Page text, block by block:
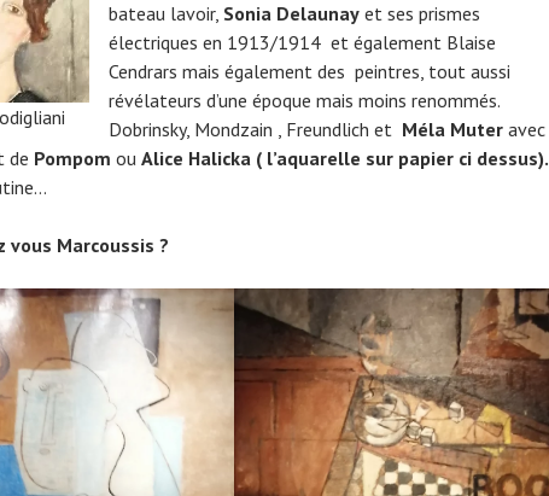
bateau lavoir, Sonia Delaunay et ses prismes
électriques en 1913/1914 et également Blaise
Cendrars mais également des peintres, tout aussi
révélateurs d’une époque mais moins renommés.
Dobrinsky, Mondzain , Freundlich et Méla Muter avec
de Pompom ou Alice Halicka ( l’aquarelle sur papier ci dessus).
vous Marcoussis ?